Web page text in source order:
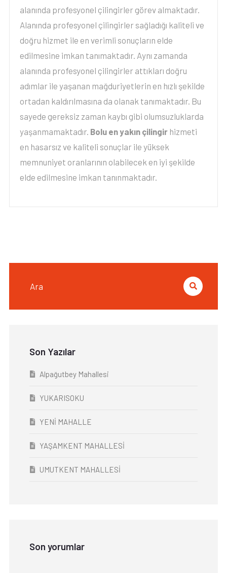
alanında profesyonel çilingirler görev almaktadır.
Alanında profesyonel çilingirler sağladığı kaliteli ve
doğru hizmet ile en verimli sonuçların elde
edilmesine imkan tanımaktadır. Aynı zamanda
alanında profesyonel çilingirler attıkları doğru
adımlar ile yaşanan mağduriyetlerin en hızlı şekilde
ortadan kaldırılmasına da olanak tanımaktadır. Bu
sayede gereksiz zaman kaybı gibi olumsuzluklarda
yaşanmamaktadır. Bolu en yakın çilingirhizmeti
en hasarsız ve kaliteli sonuçlar ile yüksek
memnuniyet oranlarının olabilecek en iyi şekilde
elde edilmesine imkan tanınmaktadır.
Son Yazılar
Alpağutbey Mahallesi
YUKARISOKU
YENİ MAHALLE
YAŞAMKENT MAHALLESİ
UMUTKENT MAHALLESİ
Son yorumlar